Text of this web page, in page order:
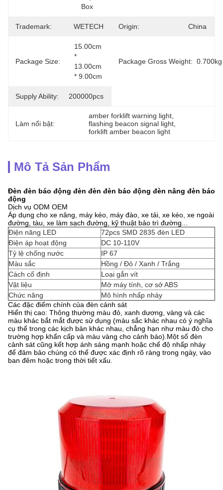
Box
Trademark: WETECH Origin: China
Package Size:
15.00cm
*
13.00cm
* 9.00cm
Package Gross Weight: 0.700kg
Supply Ability: 200000pcs
Làm nổi bật:
amber forklift warning light
flashing beacon signal light
forklift amber beacon light
Mô Tả Sản Phẩm
Đèn đèn báo động đèn đèn đèn báo động đèn nâng đèn báo
động
Dịch vụ ODM OEM
Áp dụng cho xe nâng, máy kéo, máy đào, xe tải, xe kéo, xe ngoài
đường, tàu, xe làm sạch đường, kỹ thuật bảo trì đường...
Điện năng LED
72pcs SMD 2835 đèn LED
Điện áp hoạt động
DC 10-110V
Tỷ lệ chống nước
IP 67
Màu sắc
Hồng / Đỏ / Xanh / Trắng
Cách cố định
Loại gắn vít
Vật liệu
Mở máy tính, cơ sở ABS
Chức năng
Mô hình nhấp nháy
Các đặc điểm chính của đèn cảnh sát
Hiển thị cao: Thông thường màu đỏ, xanh dương, vàng và các
màu khác bắt mắt được sử dụng (màu sắc khác nhau có ý nghĩa
cụ thể trong các kịch bản khác nhau, chẳng hạn như màu đỏ cho
trường hợp khẩn cấp và màu vàng cho cảnh báo).Một số đèn
cảnh sát cũng kết hợp ánh sáng mạnh hoặc chế độ nhấp nháy
để đảm bảo chúng có thể được xác định rõ ràng trong ngày, vào
ban đêm hoặc trong thời tiết xấu.